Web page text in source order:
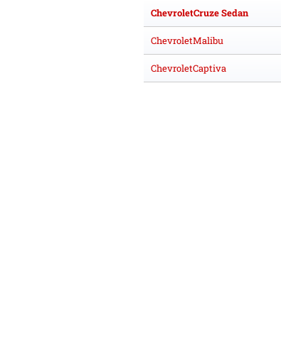
ChevroletCruze Sedan
ChevroletMalibu
ChevroletCaptiva